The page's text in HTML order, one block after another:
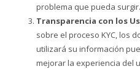
problema que pueda surgir.
Transparencia con los
sobre el proceso KYC, los
utilizará su información
mejorar la experiencia del